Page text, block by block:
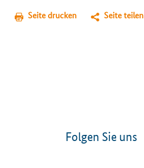
Seite drucken Seite teilen
Folgen Sie uns